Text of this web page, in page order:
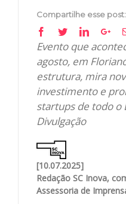
Compartilhe esse post:
Facebook
TwitterLinkedin
Evento que
agosto, em
estrutura, mira
investimento e
startups de todo o
Divulgação
[10.07.2025]
Redação SC Inova,
Assessoria de